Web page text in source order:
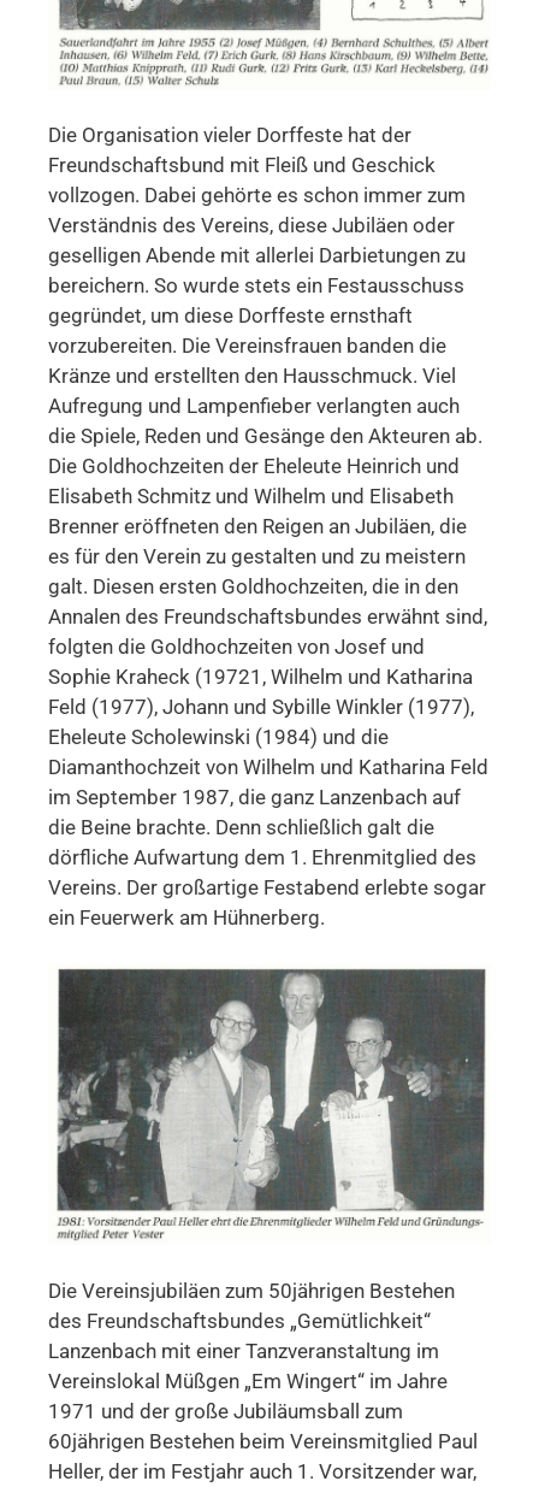
Die Organisation vieler Dorffeste hat der
Freundschaftsbund mit Fleiß und Geschick
vollzogen. Dabei gehörte es schon immer zum
Verständnis des Vereins, diese Jubiläen oder
geselligen Abende mit allerlei Darbietungen zu
bereichern. So wurde stets ein Festausschuss
gegründet, um diese Dorffeste ernsthaft
vorzubereiten. Die Vereinsfrauen banden die
Kränze und erstellten den Hausschmuck. Viel
Aufregung und Lampenfieber verlangten auch
die Spiele, Reden und Gesänge den Akteuren ab.
Die Goldhochzeiten der Eheleute Heinrich und
Elisabeth Schmitz und Wilhelm und Elisabeth
Brenner eröffneten den Reigen an Jubiläen, die
es für den Verein zu gestalten und zu meistern
galt. Diesen ersten Goldhochzeiten, die in den
Annalen des Freundschaftsbundes erwähnt sind,
folgten die Goldhochzeiten von Josef und
Sophie Kraheck (19721, Wilhelm und Katharina
Feld (1977), Johann und Sybille Winkler (1977),
Eheleute Scholewinski (1984) und die
Diamanthochzeit von Wilhelm und Katharina Feld
im September 1987, die ganz Lanzenbach auf
die Beine brachte. Denn schließlich galt die
dörfliche Aufwartung dem 1. Ehrenmitglied des
Vereins. Der großartige Festabend erlebte sogar
ein Feuerwerk am Hühnerberg.
Die Vereinsjubiläen zum 50jährigen Bestehen
des Freundschaftsbundes „Gemütlichkeit“
Lanzenbach mit einer Tanzveranstaltung im
Vereinslokal Müßgen „Em Wingert“ im Jahre
1971 und der große Jubiläumsball zum
60jährigen Bestehen beim Vereinsmitglied Paul
Heller, der im Festjahr auch 1. Vorsitzender war,